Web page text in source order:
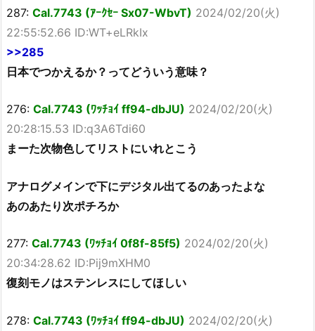
287: Cal.7743 (ｱｰｸｾｰ Sx07-WbvT) 2024/02/20(火)
22:55:52.66 ID:WT+eLRkIx
>>285
日本でつかえるか？ってどういう意味？
276: Cal.7743 (ﾜｯﾁｮｲ ff94-dbJU) 2024/02/20(火)
20:28:15.53 ID:q3A6Tdi60
まーた次物色してリストにいれとこう
アナログメインで下にデジタル出てるのあったよな
あのあたり次ポチろか
277: Cal.7743 (ﾜｯﾁｮｲ 0f8f-85f5) 2024/02/20(火)
20:34:28.62 ID:Pij9mXHM0
復刻モノはステンレスにしてほしい
278: Cal.7743 (ﾜｯﾁｮｲ ff94-dbJU) 2024/02/20(火)